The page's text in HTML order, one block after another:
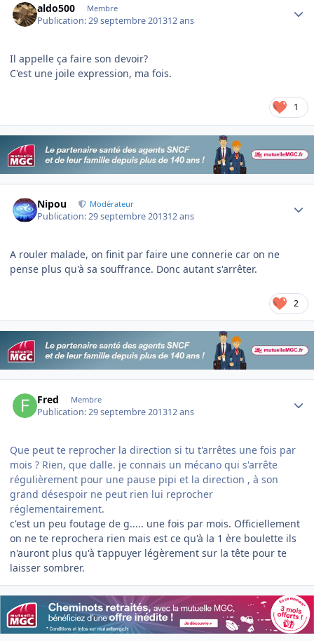
aldo500 Membre
Publication:29 septembre 201312 ans
Il appelle ça faire son devoir?
C'est une joile expression, ma fois.
1
Nipou Modérateur
Publication:29 septembre 201312 ans
A rouler malade, on finit par faire une connerie car on ne
pense plus qu'à sa souffrance. Donc autant s'arrêter.
2
Fred Membre
Publication:29 septembre 201312 ans
Que peut te reprocher la direction si tu t'arrêtes une fois par
mois ? Rien, que dalle. je connais un mécano qui s'arrête
régulièrement pour une pause pipi et la direction , à son
grand désespoir ne peut rien lui reprocher
réglementairement.
c'est un peu foutage de g..... une fois par mois. Officiellement
on ne te reprochera rien mais est ce qu'à la 1 ère boulette ils
n'auront plus qu'à t'appuyer légèrement sur la tête pour te
laisser sombrer.